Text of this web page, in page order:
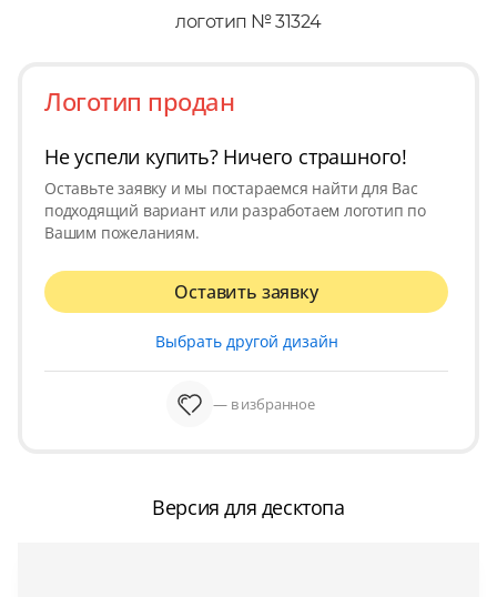
логотип № 31324
Логотип продан
Не успели купить? Ничего страшного!
Оставьте заявку и мы постараемся найти для Вас
подходящий вариант или разработаем логотип по
Вашим пожеланиям.
Оставить заявку
Выбрать другой дизайн
— в избранное
Версия для десктопа